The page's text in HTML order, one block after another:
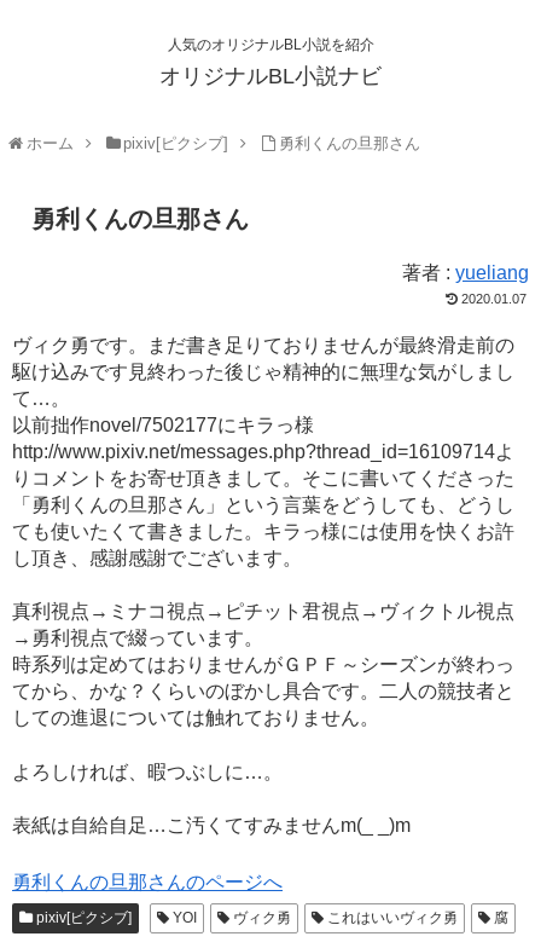
人気のオリジナルBL小説を紹介
オリジナルBL小説ナビ
ホーム pixiv[ピクシブ] 勇利くんの旦那さん
勇利くんの旦那さん
著者 : yueliang
2020.01.07
ヴィク勇です。まだ書き足りておりませんが最終滑走前の
駆け込みです見終わった後じゃ精神的に無理な気がしまし
て…。
以前拙作novel/7502177にキラっ様
http://www.pixiv.net/messages.php?thread_id=16109714よ
りコメントをお寄せ頂きまして。そこに書いてくださった
「勇利くんの旦那さん」という言葉をどうしても、どうし
ても使いたくて書きました。キラっ様には使用を快くお許
し頂き、感謝感謝でございます。
真利視点→ミナコ視点→ピチット君視点→ヴィクトル視点
→勇利視点で綴っています。
時系列は定めてはおりませんがＧＰＦ～シーズンが終わっ
てから、かな？くらいのぼかし具合です。二人の競技者と
しての進退については触れておりません。
よろしければ、暇つぶしに…。
表紙は自給自足…こ汚くてすみませんm(_ _)m
勇利くんの旦那さんのページへ
pixiv[ピクシブ] YOI ヴィク勇 これはいいヴィク勇 腐